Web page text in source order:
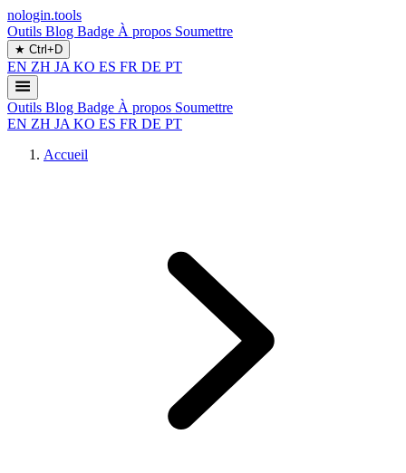
nologin.tools
Outils Blog Badge À propos Soumettre
★ Ctrl+D
EN ZH JA KO ES FR DE PT
Outils Blog Badge À propos Soumettre
EN ZH JA KO ES FR DE PT
Accueil